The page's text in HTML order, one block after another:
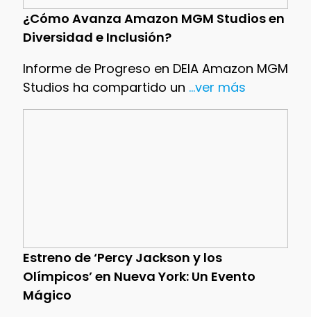
¿Cómo Avanza Amazon MGM Studios en
Diversidad e Inclusión?
Informe de Progreso en DEIA Amazon MGM
Studios ha compartido un ...ver más
Estreno de ‘Percy Jackson y los
Olímpicos’ en Nueva York: Un Evento
Mágico